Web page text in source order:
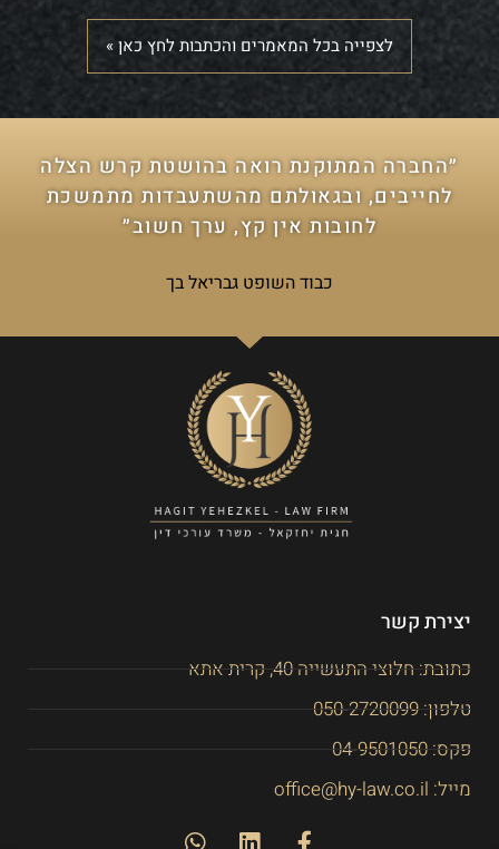
לצפייה בכל המאמרים והכתבות לחץ כאן »
״החברה המתוקנת רואה בהושטת קרש הצלה
לחייבים, ובגאולתם מהשתעבדות מתמשכת
לחובות אין קץ, ערך חשוב״
כבוד השופט גבריאל בך
יצירת קשר
כתובת: חלוצי התעשייה 40, קרית אתא
טלפון: 050-2720099
פקס: 04-9501050
מייל: office@hy-law.co.il